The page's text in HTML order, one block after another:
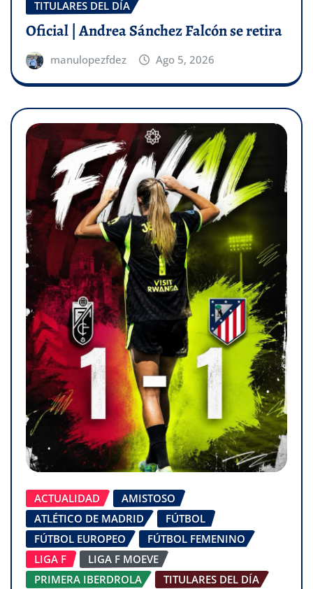
TITULARES DEL DÍA
Oficial | Andrea Sánchez Falcón se retira
manulopezfdez Ago 5, 2026
ACTUALIDAD
AMISTOSO
ATLÉTICO DE MADRID
FÚTBOL
FÚTBOL EUROPEO
FÚTBOL FEMENINO
LIGA F
LIGA F MOEVE
PRIMERA IBERDROLA
TITULARES DEL DÍA